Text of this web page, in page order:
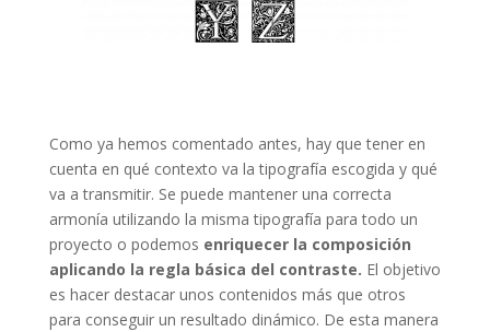
Como ya hemos comentado antes, hay que tener en
cuenta en qué contexto va la tipografía escogida y qué
va a transmitir. Se puede mantener una correcta
armonía utilizando la misma tipografía para todo un
proyecto o podemos enriquecer la composición
aplicando la regla básica del contraste. El objetivo
es hacer destacar unos contenidos más que otros
para conseguir un resultado dinámico. De esta manera